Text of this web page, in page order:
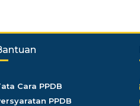
Cara PPDB
PPDB